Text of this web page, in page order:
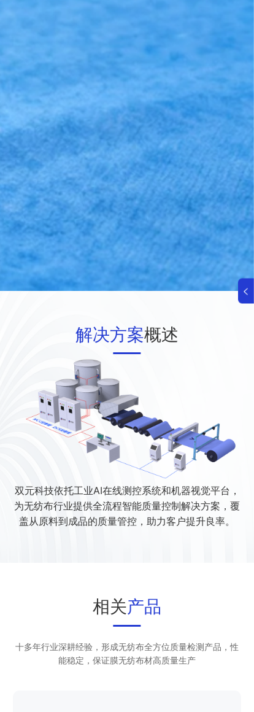
解决方案概述
双元科技依托工业AI在线测控系统和机器视觉平台，
为无纺布行业提供全流程智能质量控制解决方案，覆
盖从原料到成品的质量管控，助力客户提升良率。
相关产品
十多年行业深耕经验，形成无纺布全方位质量检测产品，性
能稳定，保证膜无纺布材高质量生产